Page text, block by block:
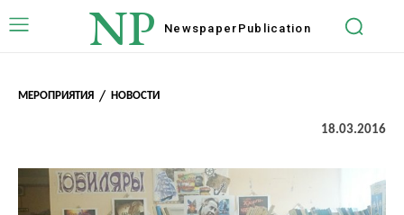
NP Newspaper Publication
МЕРОПРИЯТИЯ НОВОСТИ
18.03.2016